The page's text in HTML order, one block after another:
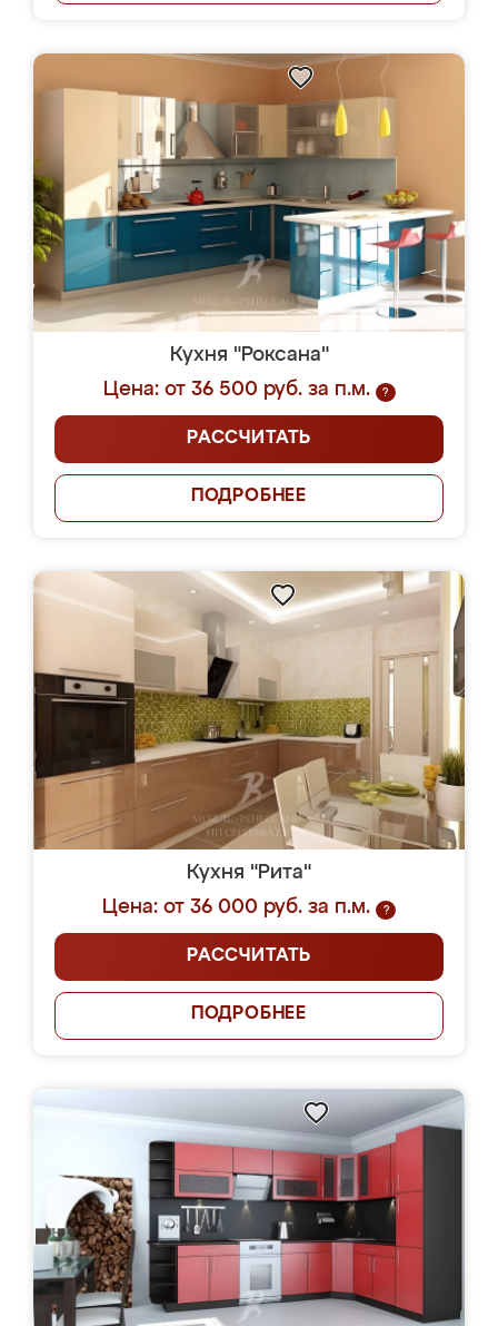
Кухня "Роксана"
Цена: от 36 500 руб. за п.м.
?
РАССЧИТАТЬ
ПОДРОБНЕЕ
Кухня "Рита"
Цена: от 36 000 руб. за п.м.
?
РАССЧИТАТЬ
ПОДРОБНЕЕ